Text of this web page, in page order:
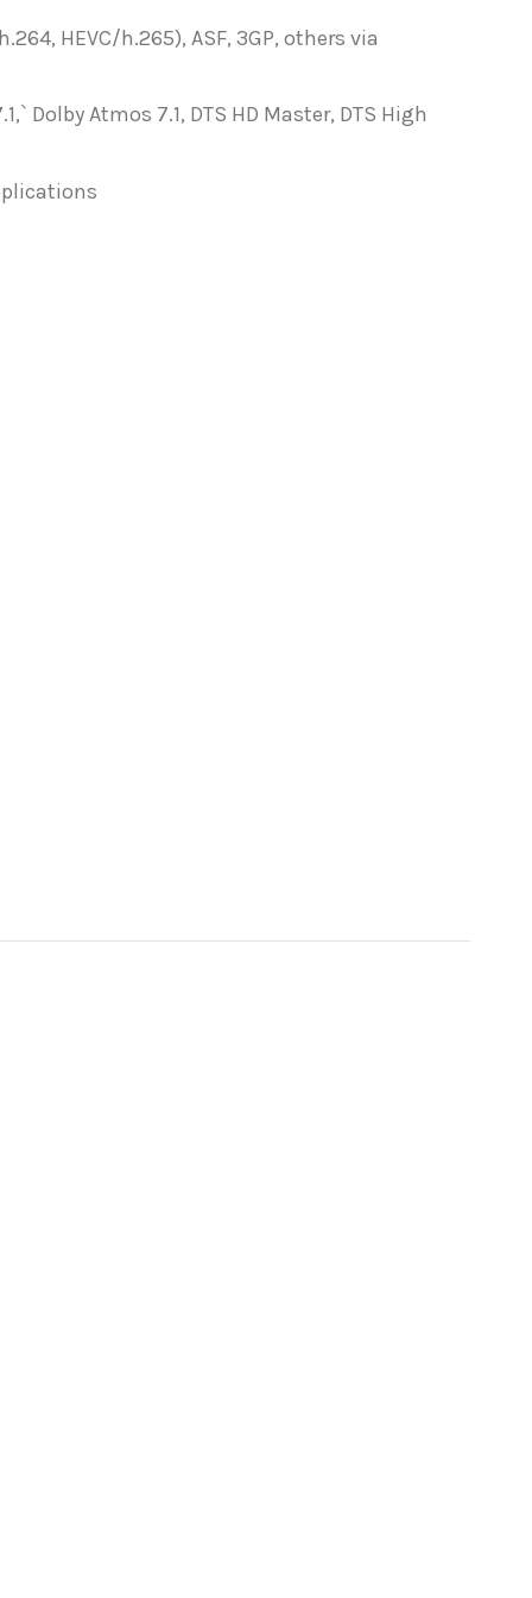
HEVC/h.265), ASF, 3GP, others via
Dolby Atmos 7.1, DTS HD Master, DTS High